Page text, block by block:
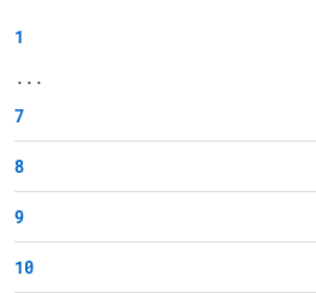
1
...
7
8
9
10